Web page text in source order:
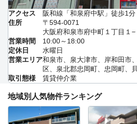
アクセス
阪和線「和泉府中駅」徒歩1分
住所
〒594-0071
大阪府和泉市府中町１丁目１
営業時間
10:00～18:00
定休日
水曜日
営業エリア和泉市、泉大津市、岸和田市
区、泉北郡忠岡町、忠岡町、
取引態様
賃貸仲介業
地域別人気物件ランキング